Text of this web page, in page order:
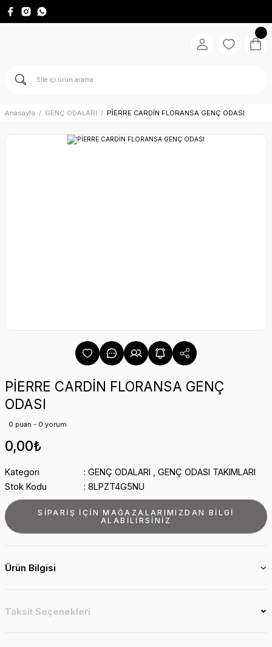
Anasayfa GENÇ ODALARI PİERRE CARDİN FLORANSA GENÇ ODASI
PİERRE CARDİN FLORANSA GENÇ
ODASI
0 puan - 0 yorum
0,00₺
Kategori GENÇ ODALARI
GENÇ ODASI TAKIMLARI
Stok Kodu
8LPZT4G5NU
SİPARİŞ İÇİN MAĞAZALARIMIZDAN BİLGİ
ALABİLİRSİNİZ
Ürün Bilgisi
Taksit Seçenekleri